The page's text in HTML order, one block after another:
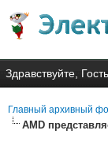
Здравствуйте,
Главный архивный
AMD